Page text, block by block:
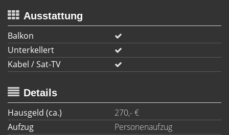
Ausstattung
Balkon
Unterkellert
Kabel / Sat-TV
Details
Hausgeld (ca.)
270,- €
Aufzug
Personenaufzug